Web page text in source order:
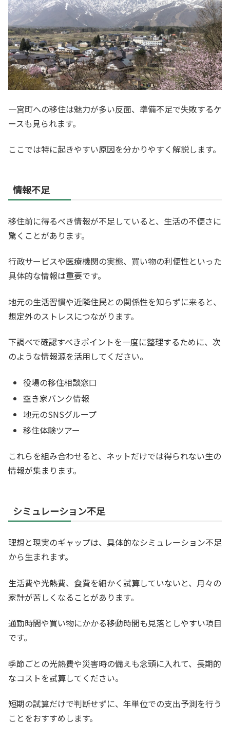
一宮町への移住は魅力が多い反面、準備不足で失敗するケ
ースも見られます。
ここでは特に起きやすい原因を分かりやすく解説します。
情報不足
移住前に得るべき情報が不足していると、生活の不便さに
驚くことがあります。
行政サービスや医療機関の実態、買い物の利便性といった
具体的な情報は重要です。
地元の生活習慣や近隣住民との関係性を知らずに来ると、
想定外のストレスにつながります。
下調べで確認すべきポイントを一度に整理するために、次
のような情報源を活用してください。
役場の移住相談窓口
空き家バンク情報
地元のSNSグループ
移住体験ツアー
これらを組み合わせると、ネットだけでは得られない生の
情報が集まります。
シミュレーション不足
理想と現実のギャップは、具体的なシミュレーション不足
から生まれます。
生活費や光熱費、食費を細かく試算していないと、月々の
家計が苦しくなることがあります。
通勤時間や買い物にかかる移動時間も見落としやすい項目
です。
季節ごとの光熱費や災害時の備えも念頭に入れて、長期的
なコストを試算してください。
短期の試算だけで判断せずに、年単位での支出予測を行う
ことをおすすめします。